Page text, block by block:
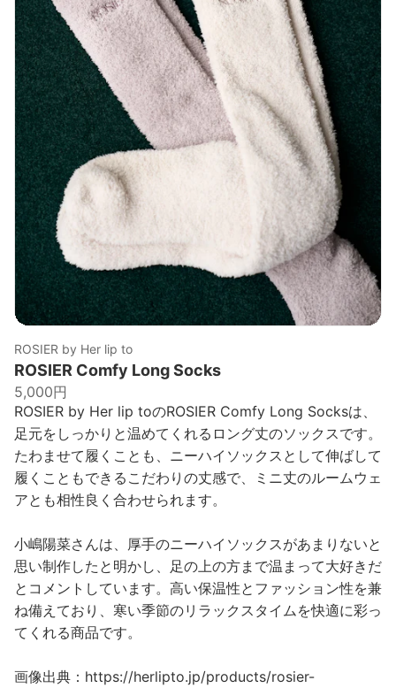
ROSIER by Her lip to
ROSIER Comfy Long Socks
5,000円
ROSIER by Her lip toのROSIER Comfy Long Socksは、
足元をしっかりと温めてくれるロング丈のソックスです。
たわませて履くことも、ニーハイソックスとして伸ばして
履くこともできるこだわりの丈感で、ミニ丈のルームウェ
アとも相性良く合わせられます。
小嶋陽菜さんは、厚手のニーハイソックスがあまりないと
思い制作したと明かし、足の上の方まで温まって大好きだ
とコメントしています。高い保温性とファッション性を兼
ね備えており、寒い季節のリラックスタイムを快適に彩っ
てくれる商品です。
画像出典：https://herlipto.jp/products/rosier-